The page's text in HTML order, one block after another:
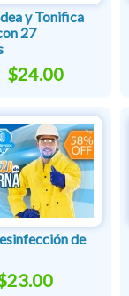
y Tonifica
27
$24.00
de